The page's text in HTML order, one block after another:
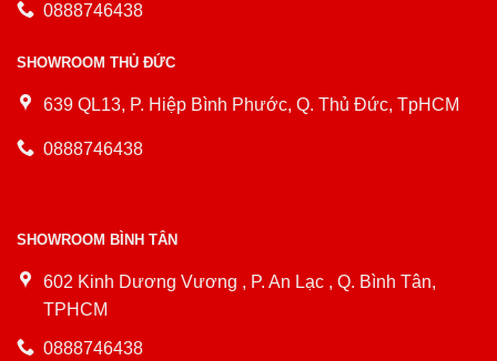
0888746438
SHOWROOM THỦ ĐỨC
639 QL13, P. Hiệp Bình Phước, Q. Thủ Đức, TpHCM
0888746438
SHOWROOM BÌNH TÂN
602 Kinh Dương Vương , P. An Lạc , Q. Bình Tân,
TPHCM
0888746438